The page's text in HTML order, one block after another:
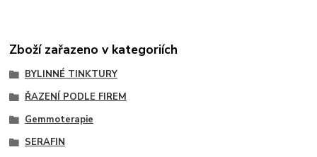
Zboží zařazeno v kategoriích
BYLINNÉ TINKTURY
ŘAZENÍ PODLE FIREM
Gemmoterapie
SERAFIN